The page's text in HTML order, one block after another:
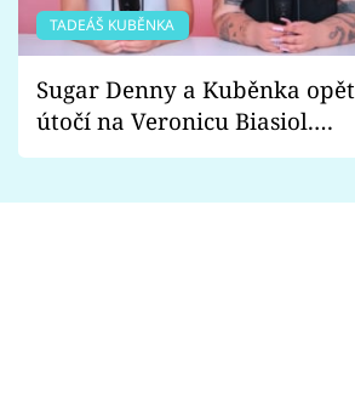
TADEÁŠ KUBĚNKA
Sugar Denny a Kuběnka opět
útočí na Veronicu Biasiol.
Proč je podle nich falešná a